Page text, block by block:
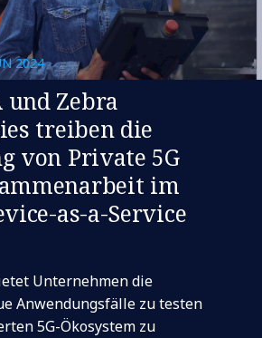
2024
und Zebra
treiben die
von Private 5G
im
as-a-Service
Unternehmen die
Anwendungsfälle zu testen
5G-Ökosystem zu